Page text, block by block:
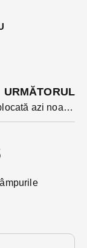
URMĂTORUL
Circulație blocată azi noapte la intrarea în Bistrița după o ciocnire între un tir și un autobuz